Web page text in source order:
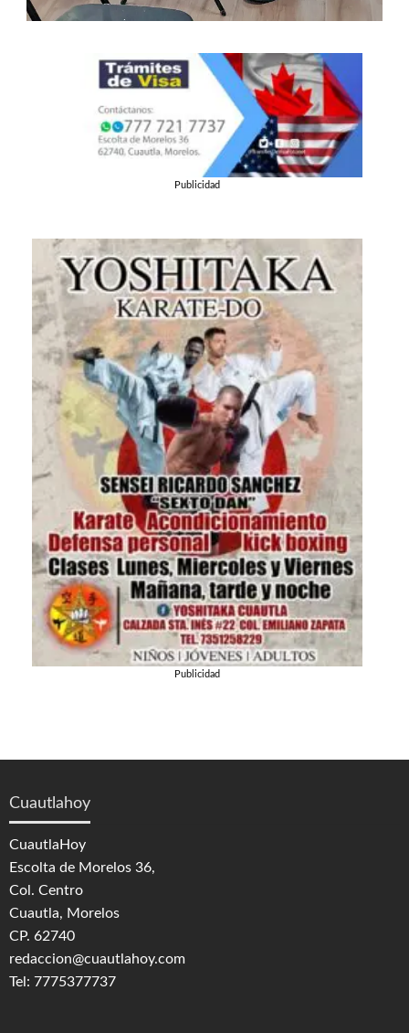
Publicidad
Publicidad
Cuautlahoy
CuautlaHoy
Escolta de Morelos 36,
Col. Centro
Cuautla, Morelos
CP. 62740
redaccion@cuautlahoy.com
Tel: 7775377737